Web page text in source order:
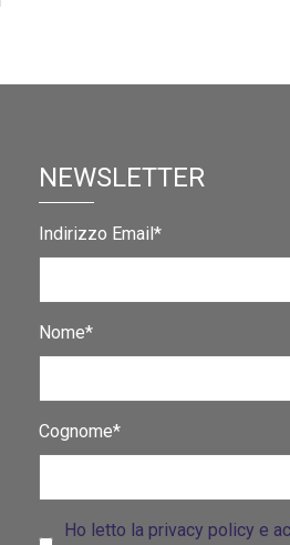
NEWSLETTER
Indirizzo Email*
Nome*
Cognome*
Ho letto la privacy policy e